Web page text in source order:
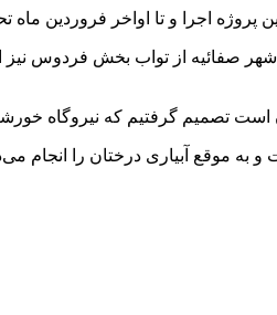
است تصمیم گرفتیم که نیروگاه
به موقع آبیاری درختان را